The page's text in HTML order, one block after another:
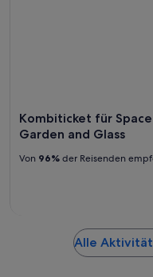
Kombiticket für
Garden and Glass
Von 96% der Reisenden
Alle